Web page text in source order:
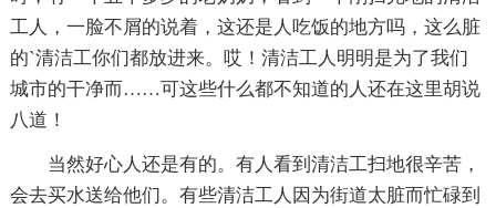
工人，一脸不屑的说着，这还是人吃饭的地方吗，这么脏
的`清洁工你们都放进来。哎！清洁工人明明是为了我们
城市的干净而……可这些什么都不知道的人还在这里胡说
八道！
当然好心人还是有的。有人看到清洁工扫地很辛苦，
会去买水送给他们。有些清洁工人因为街道太脏而忙碌到